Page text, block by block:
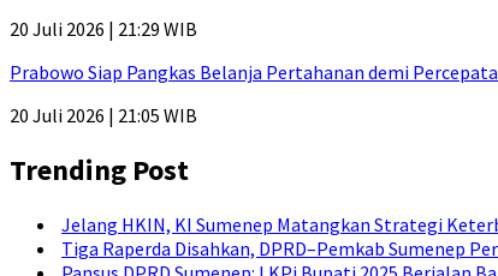
20 Juli 2026 | 21:29 WIB
Prabowo Siap Pangkas Belanja Pertahanan demi
20 Juli 2026 | 21:05 WIB
Trending Post
Jelang HKIN, KI Sumenep Matangkan Strategi
Tiga Raperda Disahkan, DPRD–Pemkab Sumenep